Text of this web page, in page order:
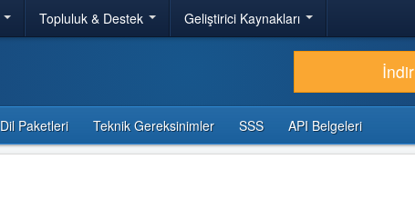
Topluluk & Destek Geliştirici Kaynakları
İndir
Dil Paketleri Teknik Gereksinimler SSS API Belgeleri